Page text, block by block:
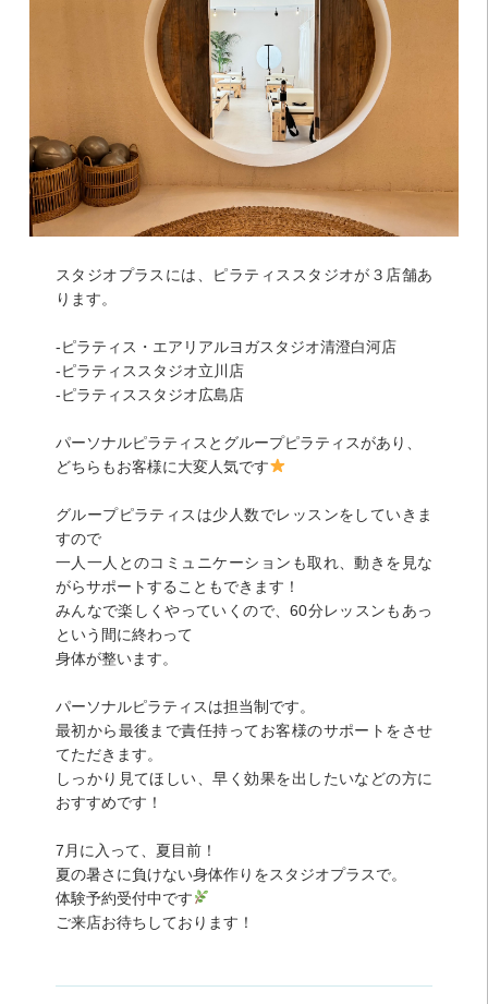
スタジオプラスには、ピラティススタジオが３店舗あ
ります。
-ピラティス・エアリアルヨガスタジオ清澄白河店
-ピラティススタジオ立川店
-ピラティススタジオ広島店
パーソナルピラティスとグループピラティスがあり、
どちらもお客様に大変人気です
グループピラティスは少人数でレッスンをしていきま
すので
一人一人とのコミュニケーションも取れ、動きを見な
がらサポートすることもできます！
みんなで楽しくやっていくので、60分レッスンもあっ
という間に終わって
身体が整います。
パーソナルピラティスは担当制です。
最初から最後まで責任持ってお客様のサポートをさせ
てただきます。
しっかり見てほしい、早く効果を出したいなどの方に
おすすめです！
7月に入って、夏目前！
夏の暑さに負けない身体作りをスタジオプラスで。
体験予約受付中です
ご来店お待ちしております！